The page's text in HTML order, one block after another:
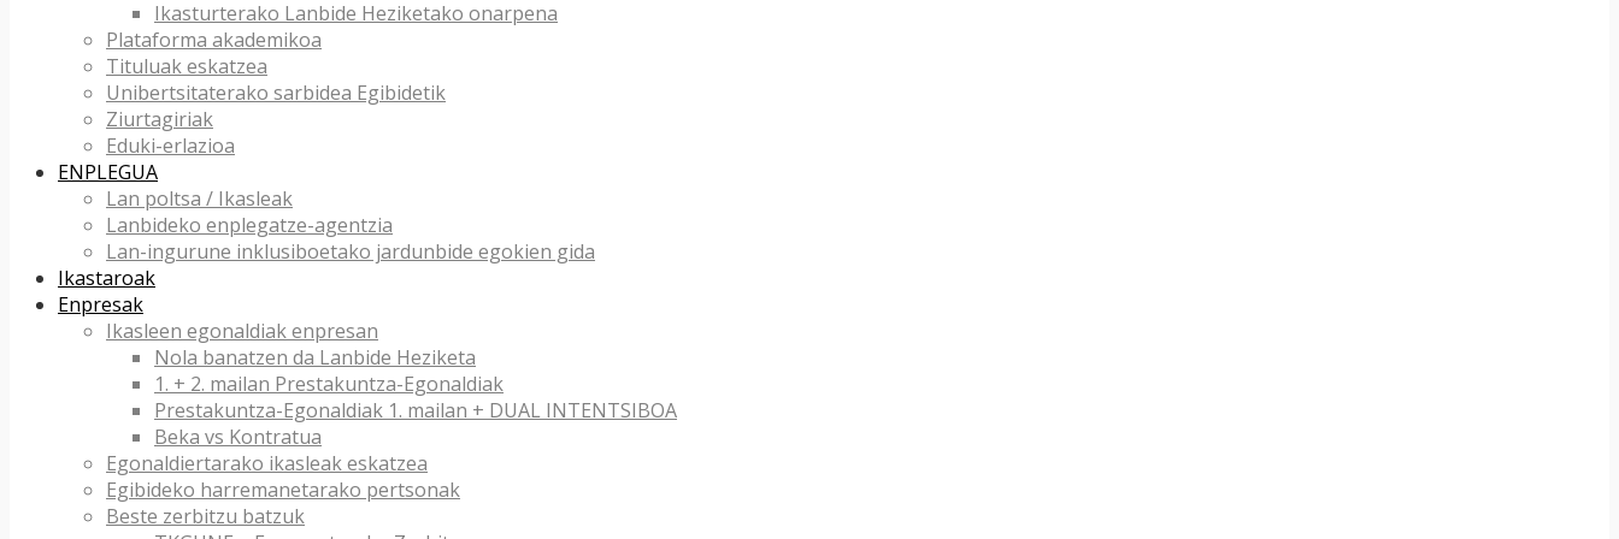
Ikasturterako Lanbide Heziketako onarpena
Plataforma akademikoa
Tituluak eskatzea
Unibertsitaterako sarbidea Egibidetik
Ziurtagiriak
Eduki-erlazioa
ENPLEGUA
Lan poltsa / Ikasleak
Lanbideko enplegatze-agentzia
Lan-ingurune inklusiboetako jardunbide egokien gida
Ikastaroak
Enpresak
Ikasleen egonaldiak enpresan
Nola banatzen da Lanbide Heziketa
1. + 2. mailan Prestakuntza-Egonaldiak
Prestakuntza-Egonaldiak 1. mailan + DUAL INTENTSIBOA
Beka vs Kontratua
Egonaldiertarako ikasleak eskatzea
Egibideko harremanetarako pertsonak
Beste zerbitzu batzuk